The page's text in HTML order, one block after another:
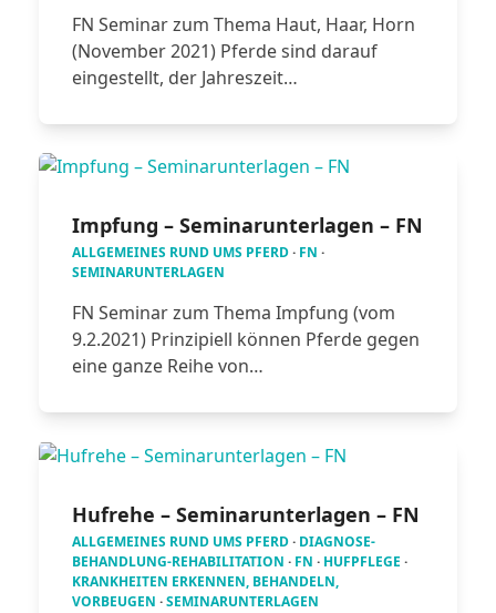
FN Seminar zum Thema Haut, Haar, Horn
(November 2021) Pferde sind darauf
eingestellt, der Jahreszeit…
Impfung – Seminarunterlagen – FN
ALLGEMEINES RUND UMS PFERD· FN ·
SEMINARUNTERLAGEN
FN Seminar zum Thema Impfung (vom
9.2.2021) Prinzipiell können Pferde gegen
eine ganze Reihe von…
Hufrehe – Seminarunterlagen – FN
ALLGEMEINES RUND UMS PFERD· DIAGNOSE-
BEHANDLUNG-REHABILITATION · FN · HUFPFLEGE ·
KRANKHEITEN ERKENNEN, BEHANDELN,
VORBEUGEN ·SEMINARUNTERLAGEN